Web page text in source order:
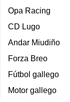
Opa Racing
CD Lugo
Andar Miudiño
Forza Breo
Fútbol gallego
Motor gallego